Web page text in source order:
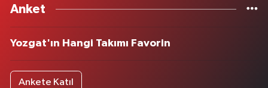
Anket
Yozgat'ın Hangi Takımı Favorin
Ankete Katıl